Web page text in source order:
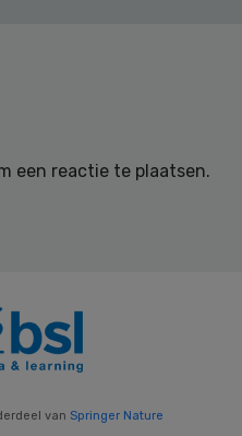
een reactie te plaatsen.
van Springer Nature